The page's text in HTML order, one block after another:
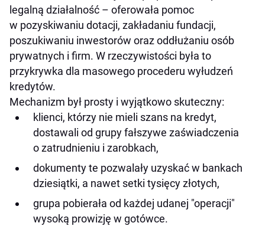
legalną działalność – oferowała pomoc
w pozyskiwaniu dotacji, zakładaniu fundacji,
poszukiwaniu inwestorów oraz oddłużaniu osób
prywatnych i firm. W rzeczywistości była to
przykrywka dla masowego procederu wyłudzeń
kredytów.
Mechanizm był prosty i wyjątkowo skuteczny:
klienci, którzy nie mieli szans na kredyt,
dostawali od grupy fałszywe zaświadczenia
o zatrudnieniu i zarobkach,
dokumenty te pozwalały uzyskać w bankach
dziesiątki, a nawet setki tysięcy złotych,
grupa pobierała od każdej udanej "operacji"
wysoką prowizję w gotówce.